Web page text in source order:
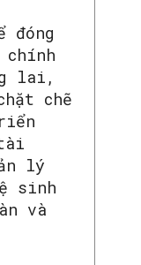
đóng
lai,
chẽ
lý
sinh
và